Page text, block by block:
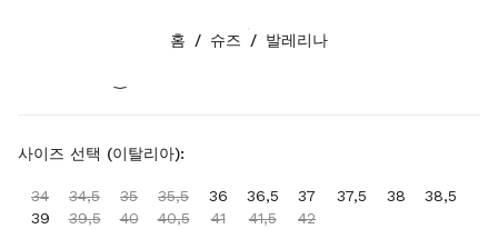
사이즈 선택 (이탈리아):
34 34,5 35 35,5 36 36,5 37 37,5 38
38,5
39
39,5 40 40,5 41 41,5 42
홈 / 슈즈 / 발레리나
연락처
080-522-7198
연락처